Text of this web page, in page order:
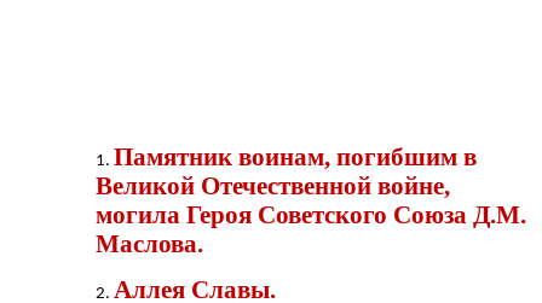
Памятник воинам, погибшим в
Великой Отечественной войне,
могила Героя Советского Союза Д.М.
Маслова.
Аллея Славы.